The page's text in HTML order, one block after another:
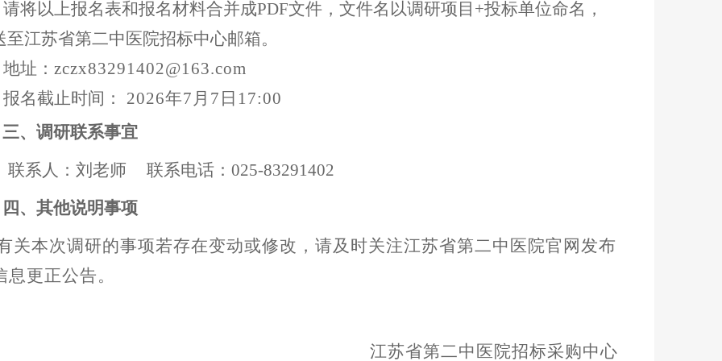
请将以上报名表和报名材料合并成PDF文件，文件名以调研项目+投标单位命名，
至江苏省第二中医院招标中心邮箱。
地址： zczx83291402@163.com
报名截止时间：
2026年7月7日17:00
三、 调研联系事宜
联系人：刘老师
联系电话： 025-83291402
四、其他说明事项
关本次调研的事项若存在变动或修改，请及时关注江苏省第二中医院官网发布
息更正公告。
江苏省第二中医院招标采购中心